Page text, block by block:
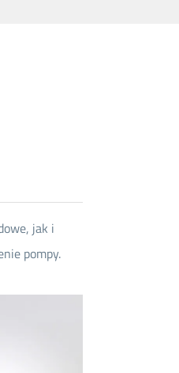
jak i
pompy.